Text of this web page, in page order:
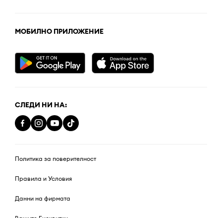
МОБИЛНО ПРИЛОЖЕНИЕ
СЛЕДИ НИ НА:
Политика за поверителност
Правила и Условия
Данни на фирмата